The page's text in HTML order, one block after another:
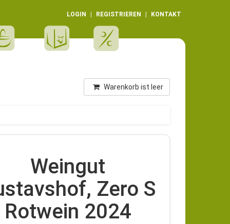
LOGIN REGISTRIEREN KONTAKT
Warenkorb ist leer
Weingut
Zero S
Rotwein 2024